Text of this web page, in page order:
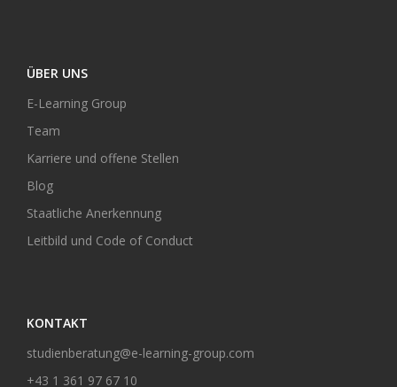
ÜBER UNS
E-Learning Group
Team
Karriere und offene Stellen
Blog
Staatliche Anerkennung
Leitbild und Code of Conduct
KONTAKT
studienberatung@e-learning-group.com
+43 1 361 97 67 10